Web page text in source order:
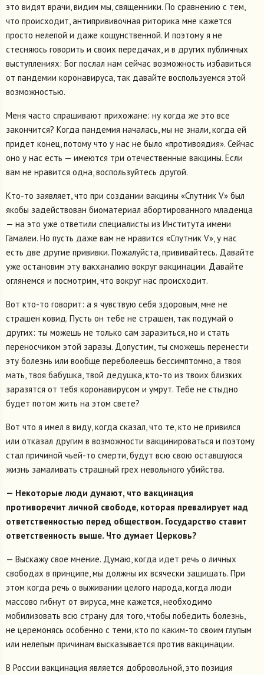
это видят врачи, видим мы, священники. По сравнению с тем,
что происходит, антипрививочная риторика мне кажется
просто нелепой и даже кощунственной. И поэтому я не
стесняюсь говорить и своих передачах, и в других публичных
выступлениях: Бог послал нам сейчас возможность избавиться
от пандемии коронавируса, так давайте воспользуемся этой
возможностью.
Меня часто спрашивают прихожане: ну когда же это все
закончится? Когда пандемия началась, мы не знали, когда ей
придет конец, потому что у нас не было «противоядия». Сейчас
оно у нас есть — имеются три отечественные вакцины. Если
вам не нравится одна, воспользуйтесь другой.
Кто-то заявляет, что при создании вакцины «Спутник V» был
якобы задействован биоматериал абортированного младенца
— на это уже ответили специалисты из Института имени
Гамалеи. Но пусть даже вам не нравится «Спутник V», у нас
есть две другие прививки. Пожалуйста, прививайтесь. Давайте
уже остановим эту вакханалию вокруг вакцинации. Давайте
оглянемся и посмотрим, что вокруг нас происходит.
Вот кто-то говорит: а я чувствую себя здоровым, мне не
страшен ковид. Пусть он тебе не страшен, так подумай о
других: ты можешь не только сам заразиться, но и стать
переносчиком этой заразы. Допустим, ты сможешь перенести
эту болезнь или вообще переболеешь бессимптомно, а твоя
мать, твоя бабушка, твой дедушка, кто-то из твоих близких
заразятся от тебя коронавирусом и умрут. Тебе не стыдно
будет потом жить на этом свете?
Вот что я имел в виду, когда сказал, что те, кто не привился
или отказал другим в возможности вакцинироваться и поэтому
стал причиной чьей-то смерти, будут всю свою оставшуюся
жизнь замаливать страшный грех невольного убийства.
— Некоторые люди думают, что вакцинация
противоречит личной свободе, которая превалирует над
ответственностью перед обществом. Государство ставит
ответственность выше. Что думает Церковь?
— Выскажу свое мнение. Думаю, когда идет речь о личных
свободах в принципе, мы должны их всячески защищать. При
этом когда речь о выживании целого народа, когда люди
массово гибнут от вируса, мне кажется, необходимо
мобилизовать всю страну для того, чтобы победить болезнь,
не церемонясь особенно с теми, кто по каким-то своим глупым
или нелепым причинам высказывается против вакцинации.
В России вакцинация является добровольной, это позиция